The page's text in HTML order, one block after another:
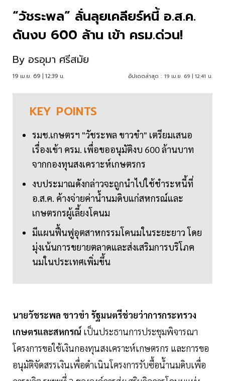
“วัชระพล” ลั่นลุยเคลียร์หนี้ อ.ส.ค.
ดันงบ 600 ล้าน เข้า ครม.ด่วน!
By อรอุมา ศรีสมัย
19 เม.ย. 69 | 12:39 น. อัปเดตล่าสุด : 19 เม.ย. 69 | 12:41 น.
KEY POINTS
รมช.เกษตรฯ "วัชระพล ขาวขำ" เตรียมเสนอ
เรื่องเข้า ครม. เพื่อขออนุมัติงบ 600 ล้านบาท
จากกองทุนสงเคราะห์เกษตรกร
งบประมาณดังกล่าวจะถูกนำไปใช้ชำระหนี้ที่
อ.ส.ค. ค้างจ่ายค่าน้ำนมดิบแก่สหกรณ์และ
เกษตรกรผู้เลี้ยงโคนม
มีแผนฟื้นฟูอุตสาหกรรมโคนมในระยะยาว โดย
มุ่งเน้นการขยายตลาดและส่งเสริมการบริโภค
นมในประเทศเพิ่มขึ้น
นายวัชระพล ขาวขำ รัฐมนตรีช่วยว่าการกระทรวง
เกษตรและสหกรณ์ เป็นประธานการประชุมพิจารณา
โครงการขอใช้เงินกองทุนสงเคราะห์เกษตรกร และการขอ
อนุมัติจัดสรรเงินเพื่อดำเนินโครงการรับซื้อน้ำนมดิบเพื่อ